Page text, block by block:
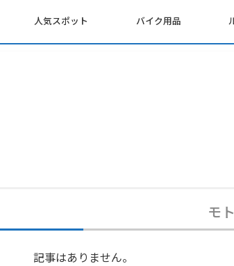
人気スポット バイク用品
モ
記事はありません。